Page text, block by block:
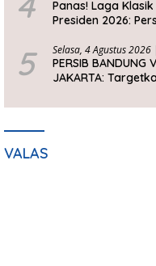
Panas! Laga
Presiden 2026:
5 Selasa, 4 Agustus
PERSIB BANDUNG
JAKARTA:
VALAS